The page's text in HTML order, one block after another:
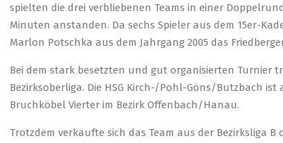
spielten die drei verbliebenen Teams in einer
Minuten anstanden. Da sechs Spieler aus dem 15er-
Marlon Potschka aus dem Jahrgang 2005 das
Bei dem stark besetzten und gut organisierten Turnier
Bezirksoberliga. Die HSG Kirch-/Pohl-Göns/Butzbach ist
Bruchköbel Vierter im Bezirk Offenbach/Hanau.
Trotzdem verkaufte sich das Team aus der Bezirksliga B